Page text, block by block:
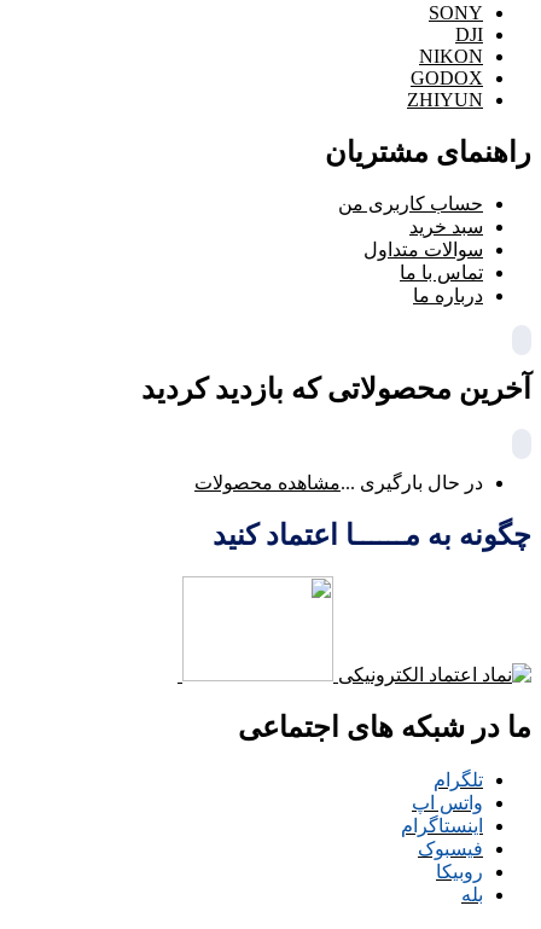
SONY
DJI
NIKON
GODOX
ZHIYUN
راهنمای مشتریان
حساب کاربری من
سبد خرید
سوالات متداول
تماس با ما
درباره ما
آخرین محصولاتی که بازدید کردید
در حال بارگیری ...مشاهده محصولات
چگونه به مــــــا اعتماد کنید
ما در شبکه های اجتماعی
تلگرام
واتس اپ
اینستاگرام
فیسبوک
روبیکا
بله